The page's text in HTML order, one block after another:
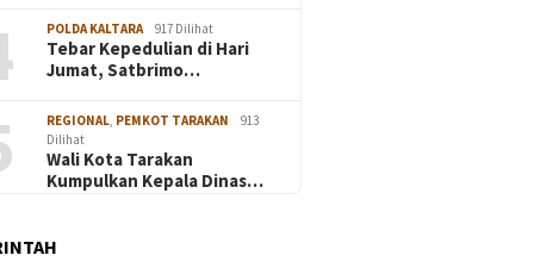
POLDA KALTARA 917 Dilihat
Tebar Kepedulian di Hari
Jumat, Satbrimo…
REGIONAL PEMKOT TARAKAN
913
Dilihat
Wali Kota Tarakan
Kumpulkan Kepala Dinas…